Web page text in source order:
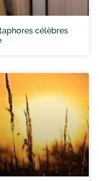
célèbres